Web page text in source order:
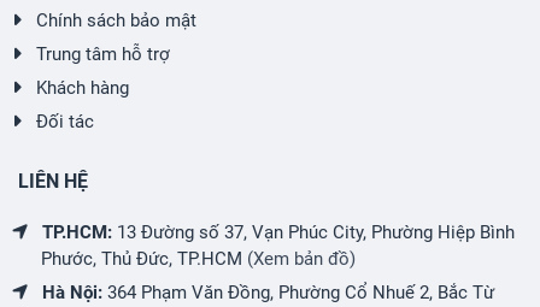
Chính sách bảo mật
Trung tâm hỗ trợ
Khách hàng
Đối tác
LIÊN HỆ
TP.HCM: 13 Đường số 37, Vạn Phúc City, Phường Hiệp Bình
Phước, Thủ Đức, TP.HCM (Xem bản đồ)
Hà Nội:364 Phạm Văn Đồng, Phường Cổ Nhuế 2, Bắc Từ